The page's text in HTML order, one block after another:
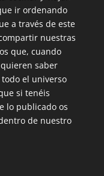
ir ordenando
a través de este
nuestras
que, cuando
saber
todo el universo
si tenéis
lo publicado os
de nuestro